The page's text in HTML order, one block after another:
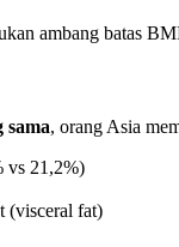
ambang batas
sama, orang Asia
vs 21,2%)
(visceral fat)